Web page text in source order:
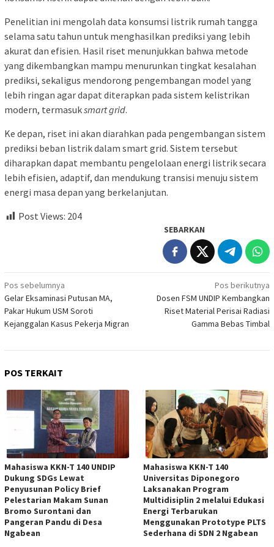
Penelitian ini mengolah data konsumsi listrik rumah tangga
selama satu tahun untuk menghasilkan prediksi yang lebih
akurat dan efisien. Hasil riset menunjukkan bahwa metode
yang dikembangkan mampu menurunkan tingkat kesalahan
prediksi, sekaligus mendorong pengembangan model yang
lebih ringan agar dapat diterapkan pada sistem kelistrikan
modern, termasuksmart grid.
Ke depan, riset ini akan diarahkan pada pengembangan sistem
prediksi beban listrik dalam smart grid. Sistem tersebut
diharapkan dapat membantu pengelolaan energi listrik secara
lebih efisien, adaptif, dan mendukung transisi menuju sistem
energi masa depan yang berkelanjutan.
Post Views: 204
SEBARKAN
Navigasi
pos
Pos sebelumnya
Gelar Eksaminasi Putusan MA,
Pakar Hukum USM Soroti
Kejanggalan Kasus Pekerja Migran
Pos berikutnya
Dosen FSM UNDIP Kembangkan
Riset Material Perisai Radiasi
Gamma Bebas Timbal
POS TERKAIT
Mahasiswa KKN-T 140 UNDIP
Dukung SDGs Lewat
Penyusunan Policy Brief
Pelestarian Makam Sunan
Bromo Surontani dan
Pangeran Pandu di Desa
Ngabean
Mahasiswa KKN-T 140
Universitas Diponegoro
Laksanakan Program
Multidisiplin 2 melalui Edukasi
Energi Terbarukan
Menggunakan Prototype PLTS
Sederhana di SDN 2 Ngabean